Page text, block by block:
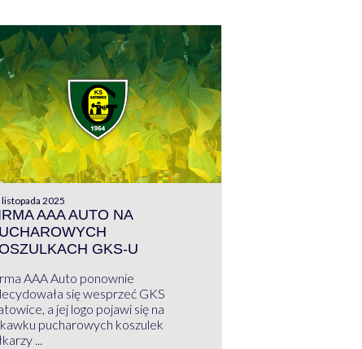
2025
AAA AUTO NA
GKS-U
AAA Auto ponownie
się wesprzeć GKS
a jej logo pojawi się na
pucharowych koszulek
...